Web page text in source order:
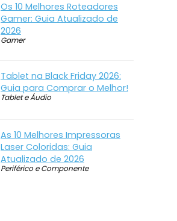
Os 10 Melhores Roteadores
Gamer: Guia Atualizado de
2026
Gamer
Tablet na Black Friday 2026:
Guia para Comprar o Melhor!
Tablet e Áudio
As 10 Melhores Impressoras
Laser Coloridas: Guia
Atualizado de 2026
Periférico e Componente